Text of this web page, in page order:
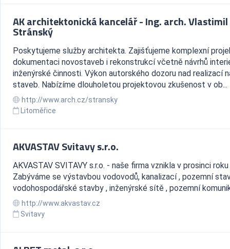
AK architektonická kancelář - Ing. arch. Vlastimil
Stránský
Poskytujeme služby architekta. Zajišťujeme komplexní
dokumentaci novostaveb i rekonstrukcí včetně návrhů
inženýrské činnosti. Výkon autorského dozoru nad realizací
staveb. Nabízíme dlouholetou projektovou zkušenost v ob...
http://www.arch.cz/stransky
Litoměřice
AKVASTAV Svitavy s.r.o.
AKVASTAV SVITAVY s.r.o. - naše firma vznikla v prosinci
Zabýváme se výstavbou vodovodů, kanalizací , pozemní
vodohospodářské stavby , inženýrské sítě , pozemní
http://www.akvastav.cz
Svitavy